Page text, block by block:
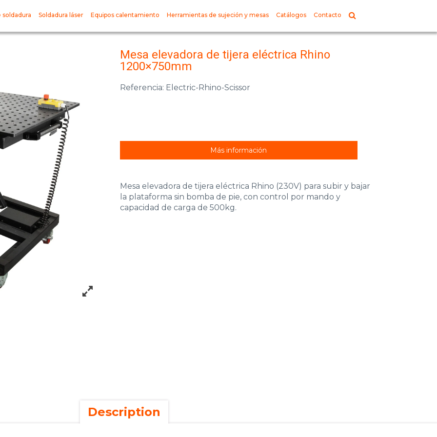
soldadura Soldadura láser Equipos calentamiento Herramientas de sujeción y mesas Catálogos Contacto
Referencia: Electric-Rhino-Scissor
Mesa elevadora de tijera eléctrica Rhino (230V) para subir y bajar
la plataforma sin bomba de pie, con control por mando y
capacidad de carga de 500kg.
Más información
Mesa elevadora de tijera eléctrica Rhino
1200×750mm
Description